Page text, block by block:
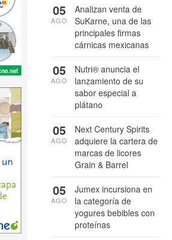
Analizan venta de
SuKarne, una de las
principales firmas
cárnicas mexicanas
05
AGO
Nutri® anuncia el
lanzamiento de su
sabor especial a
plátano
05
AGO
Next Century Spirits
adquiere la cartera de
marcas de licores
Grain & Barrel
05
AGO
Jumex incursiona en
la categoría de
yogures bebibles con
proteínas
05
AGO